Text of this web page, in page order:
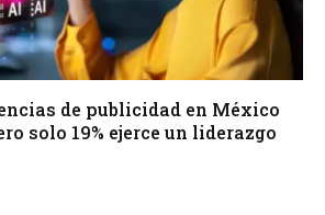
de publicidad en México
solo 19% ejerce un liderazgo